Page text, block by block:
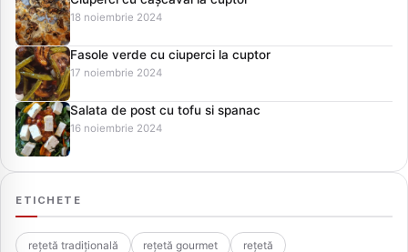
18 noiembrie 2024
Fasole verde cu ciuperci la cuptor
17 noiembrie 2024
Salata de post cu tofu si spanac
16 noiembrie 2024
ETICHETE
rețetă tradițională rețetă gourmet
rețetă